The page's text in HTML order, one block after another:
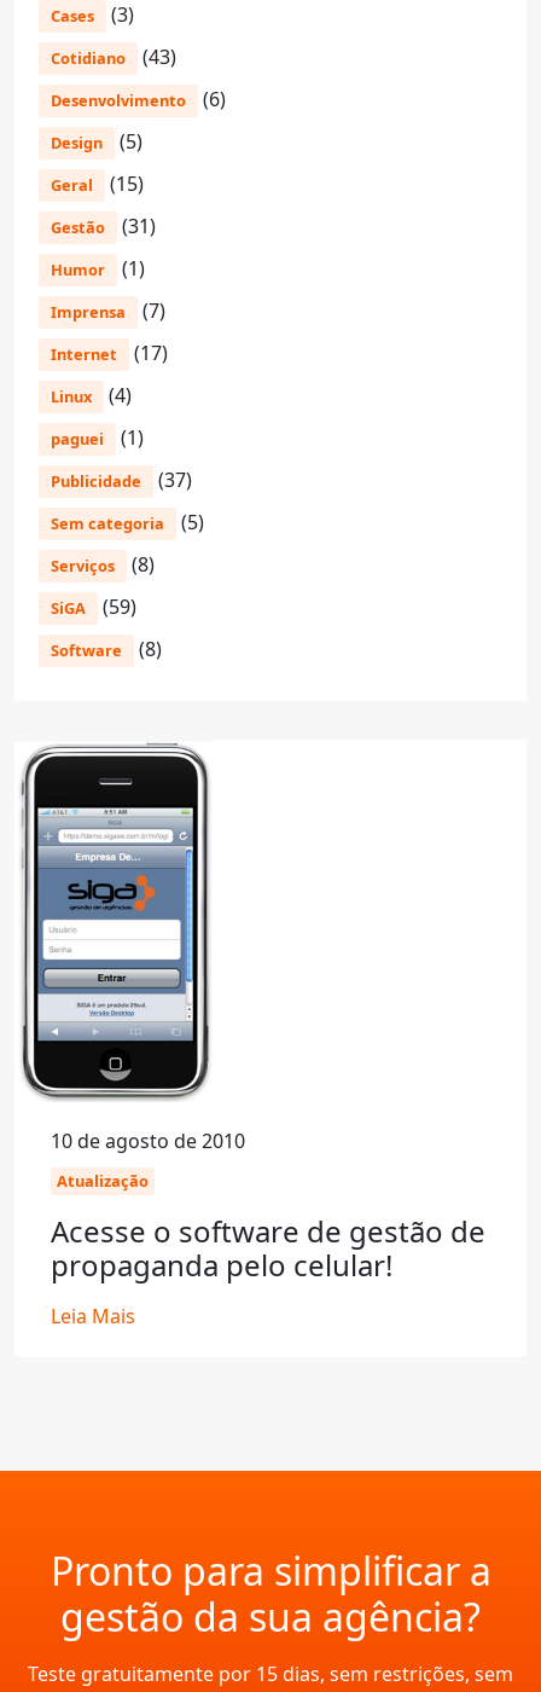
Cases (3)
Cotidiano (43)
Desenvolvimento (6)
Design (5)
Geral (15)
Gestão (31)
Humor (1)
Imprensa (7)
Internet (17)
Linux (4)
paguei (1)
Publicidade (37)
Sem categoria (5)
Serviços (8)
SiGA (59)
Software (8)
10 de agosto de 2010
Atualização
Acesse o software de gestão de
propaganda pelo celular!
Leia Mais
Pronto para simplificar a
gestão da sua agência?
Teste gratuitamente por 15 dias, sem restrições, sem